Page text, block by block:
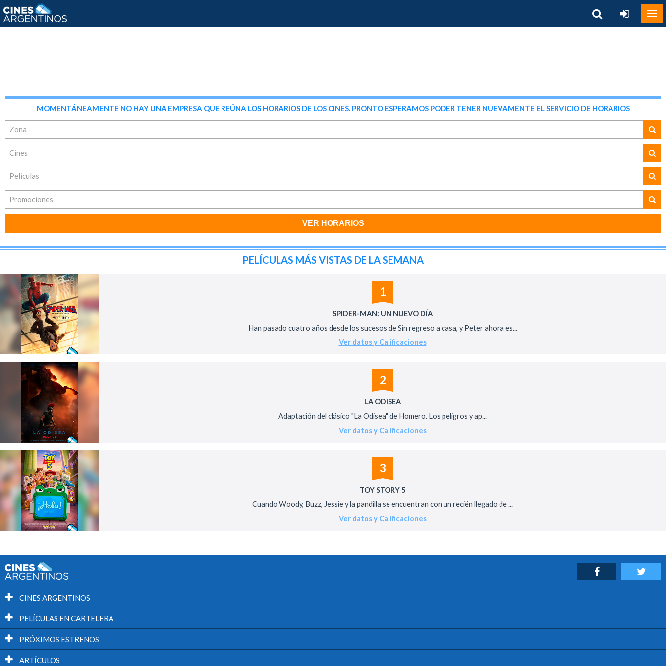
MOMENTÁNEAMENTE NO HAY UNA EMPRESA QUE REÚNA LOS HORARIOS DE LOS CINES. PRONTO ESPERAMOS PODER TENER NUEVAMENTE EL SERVICIO DE HORARIOS
Zona
Cines
Peliculas
Promociones
VER HORARIOS
PELÍCULAS MÁS VISTAS DE LA SEMANA
1
SPIDER-MAN: UN NUEVO DÍA
Han pasado cuatro años desde los sucesos de Sin regreso a casa, y Peter ahora es...
Ver datos y Calificaciones
2
LA ODISEA
Adaptación del clásico "La Odisea" de Homero. Los peligros y ap...
Ver datos y Calificaciones
3
TOY STORY 5
Cuando Woody, Buzz, Jessie y la pandilla se encuentran con un recién llegado de ...
Ver datos y Calificaciones
CINES ARGENTINOS
PELÍCULAS EN CARTELERA
PRÓXIMOS ESTRENOS
ARTÍCULOS